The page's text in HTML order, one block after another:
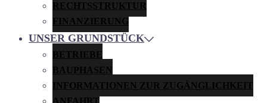
RECHTSSTRUKTUR
FINANZIERUNG
UNSER GRUNDSTÜCK
BETRIEBE
BAUPHASEN
INFORMATIONEN ZUR ZUGÄNGLICHKEIT
ANFAHRT